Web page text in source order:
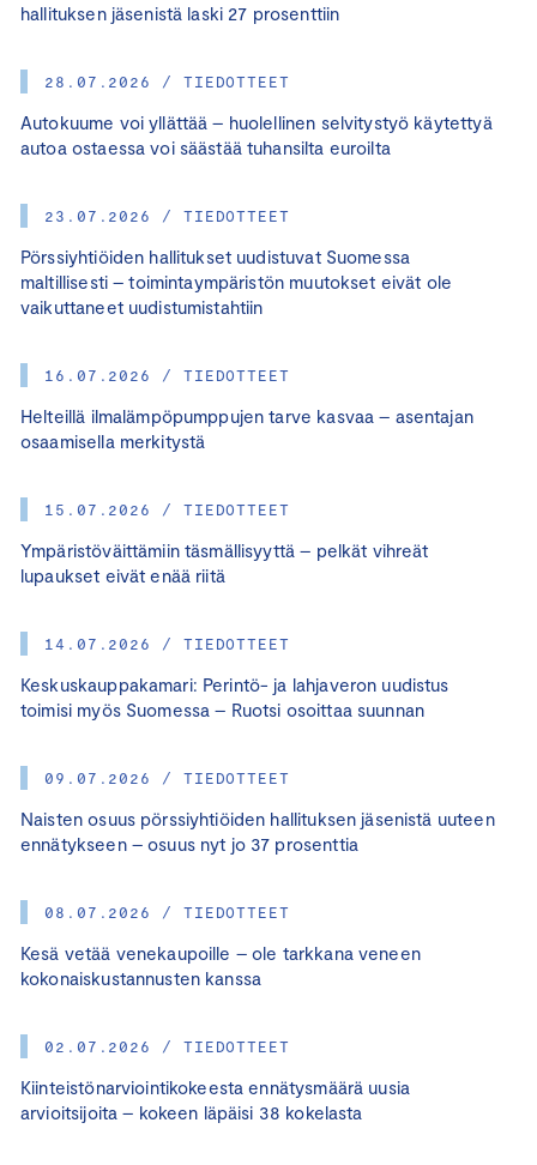
hallituksen jäsenistä laski 27 prosenttiin
28.07.2026 / TIEDOTTEET
Autokuume voi yllättää – huolellinen selvitystyö käytettyä
autoa ostaessa voi säästää tuhansilta euroilta
23.07.2026 / TIEDOTTEET
Pörssiyhtiöiden hallitukset uudistuvat Suomessa
maltillisesti – toimintaympäristön muutokset eivät ole
vaikuttaneet uudistumistahtiin
16.07.2026 / TIEDOTTEET
Helteillä ilmalämpöpumppujen tarve kasvaa – asentajan
osaamisella merkitystä
15.07.2026 / TIEDOTTEET
Ympäristöväittämiin täsmällisyyttä – pelkät vihreät
lupaukset eivät enää riitä
14.07.2026 / TIEDOTTEET
Keskuskauppakamari: Perintö- ja lahjaveron uudistus
toimisi myös Suomessa – Ruotsi osoittaa suunnan
09.07.2026 / TIEDOTTEET
Naisten osuus pörssiyhtiöiden hallituksen jäsenistä uuteen
ennätykseen – osuus nyt jo 37 prosenttia
08.07.2026 / TIEDOTTEET
Kesä vetää venekaupoille – ole tarkkana veneen
kokonaiskustannusten kanssa
02.07.2026 / TIEDOTTEET
Kiinteistönarviointikokeesta ennätysmäärä uusia
arvioitsijoita – kokeen läpäisi 38 kokelasta